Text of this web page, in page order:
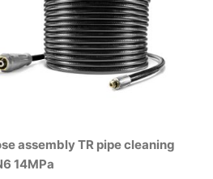
assembly TR pipe cleaning
14MPa